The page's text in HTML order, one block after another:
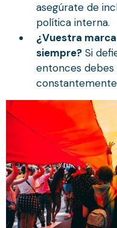
asegúrate de
política interna.
¿Vuestra
siempre? Si
entonces debes